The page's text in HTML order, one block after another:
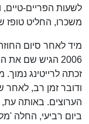
לשעות הפריים-
משכרו, החליט טופז
2006 הגיש שם
ודובר זמן רב, לאחר